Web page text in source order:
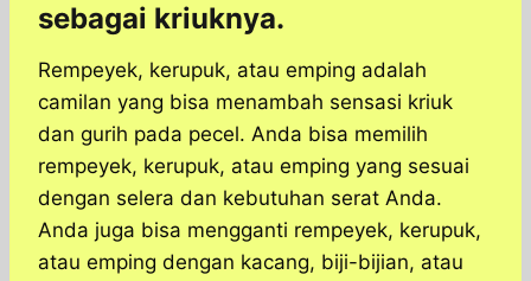
sebagai kriuknya.
Rempeyek, kerupuk, atau emping adalah
camilan yang bisa menambah sensasi kriuk
dan gurih pada pecel. Anda bisa memilih
rempeyek, kerupuk, atau emping yang sesuai
dengan selera dan kebutuhan serat Anda.
Anda juga bisa mengganti rempeyek, kerupuk,
atau emping dengan kacang, biji-bijian, atau